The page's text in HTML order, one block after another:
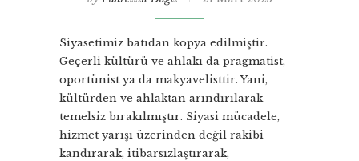
Siyasetimiz batıdan kopya edilmiştir.
Geçerli kültürü ve ahlakı da pragmatist,
oportünist ya da makyavelisttir. Yani,
kültürden ve ahlaktan arındırılarak
temelsiz bırakılmıştır. Siyasi mücadele,
hizmet yarışı üzerinden değil rakibi
kandırarak, itibarsızlaştırarak,